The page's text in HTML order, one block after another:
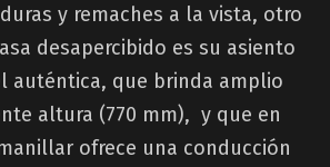
y remaches a la vista, otro
desapercibido es su asiento
auténtica, que brinda amplio
altura (770 mm), y que en
ofrece una conducción